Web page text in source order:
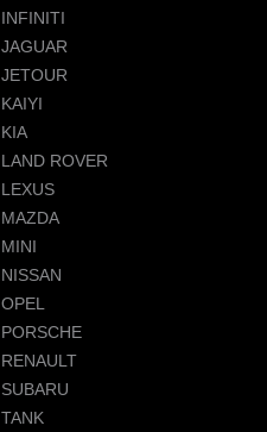
INFINITI
JAGUAR
JETOUR
KAIYI
KIA
LAND ROVER
LEXUS
MAZDA
MINI
NISSAN
OPEL
PORSCHE
RENAULT
SUBARU
TANK